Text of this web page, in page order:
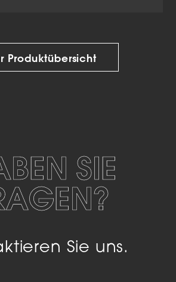
Produktübersicht
SIE
Sie uns.